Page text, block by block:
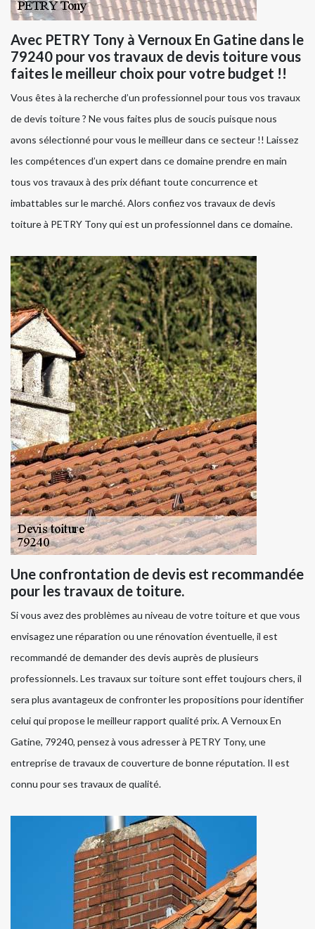
Avec PETRY Tony à Vernoux En Gatine dans le
79240 pour vos travaux de devis toiture vous
faites le meilleur choix pour votre budget !!
Vous êtes à la recherche d’un professionnel pour tous vos travaux
de devis toiture ? Ne vous faites plus de soucis puisque nous
avons sélectionné pour vous le meilleur dans ce secteur !! Laissez
les compétences d’un expert dans ce domaine prendre en main
tous vos travaux à des prix défiant toute concurrence et
imbattables sur le marché. Alors confiez vos travaux de devis
toiture à PETRY Tony qui est un professionnel dans ce domaine.
Une confrontation de devis est recommandée
pour les travaux de toiture.
Si vous avez des problèmes au niveau de votre toiture et que vous
envisagez une réparation ou une rénovation éventuelle, il est
recommandé de demander des devis auprès de plusieurs
professionnels. Les travaux sur toiture sont effet toujours chers, il
sera plus avantageux de confronter les propositions pour identifier
celui qui propose le meilleur rapport qualité prix. A Vernoux En
Gatine, 79240, pensez à vous adresser à PETRY Tony, une
entreprise de travaux de couverture de bonne réputation. Il est
connu pour ses travaux de qualité.